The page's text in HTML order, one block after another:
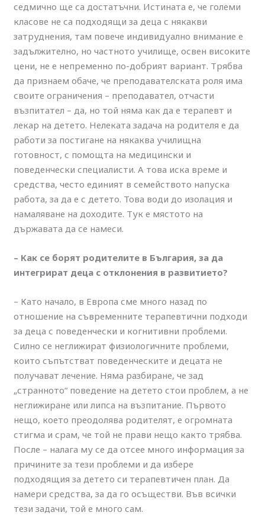
седмично ще са достатъчни. Истината е, че големи
класове не са подходящи за деца с някакви
затруднения, там повече индивидуално внимание е
задължително, но частното училище, освен високите
цени, не е непременно по-добрият вариант. Трябва
да признаем обаче, че преподавателската роля има
своите ограничения – преподавател, отчасти
възпитател – да, но той няма как да е терапевт и
лекар на детето. Нелеката задача на родителя е да
работи за постигане на някаква училищна
готовност, с помощта на медицински и
поведенчески специалисти. А това иска време и
средства, често единият в семейството напуска
работа, за да е с детето. Това води до изолация и
намаляване на доходите. Тук е мястото на
държавата да се намеси.
– Как се борят родителите в България, за да
интегрират деца с отклонения в развитието?
– Като начало, в Европа сме много назад по
отношение на съвременните терапевтични подходи
за деца с поведенчески и когнитивни проблеми.
Силно се неглижират физиологичните проблеми,
които съпътстват поведенческите и децата не
получават лечение. Няма разбиране, че зад
„странното“ поведение на детето стои проблем, а не
неглижиране или липса на възпитание. Първото
нещо, което преодолява родителят, е огромната
стигма и срам, че той не прави нещо както трябва.
После – налага му се да отсее много информация за
причините за тези проблеми и да избере
подходящия за детето си терапевтичен план. Да
намери средства, за да го осъществи. Във всички
тези задачи, той е много сам.